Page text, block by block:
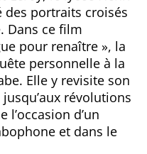
des portraits croisés
Dans ce film
pour renaître », la
personnelle à la
Elle y revisite son
révolutions
l’occasion d’un
et dans le